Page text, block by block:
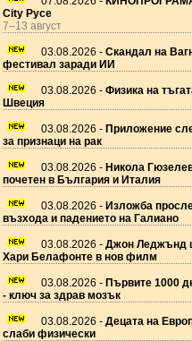
City Русе
7–13 август
03.08.2026 - Скандал на
фестивал заради ИИ
03.08.2026 - Физика на
Швеция
03.08.2026 - Приложение
за признаци на рак
03.08.2026 - Никола
почетен в България и Италия
03.08.2026 - Изложба
възхода и падението на Галиано
03.08.2026 - Джон Леджънд
Хари Белафонте в нов филм
03.08.2026 - Първите 1000
- ключ за здрав мозък
03.08.2026 - Децата на
слаби физически